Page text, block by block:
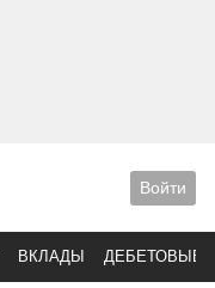
Войти
ВКЛАДЫ ДЕБЕТОВЫЕ